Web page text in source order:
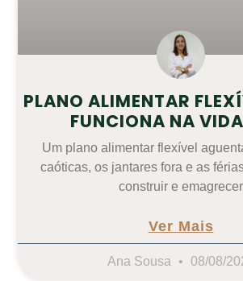
PLANO ALIMENTAR
FUNCIONA NA
Um plano alimentar flexível
caóticas, os jantares fora e as
construir e emagrecer
Ver Mais
Ana Sousa 08/08/